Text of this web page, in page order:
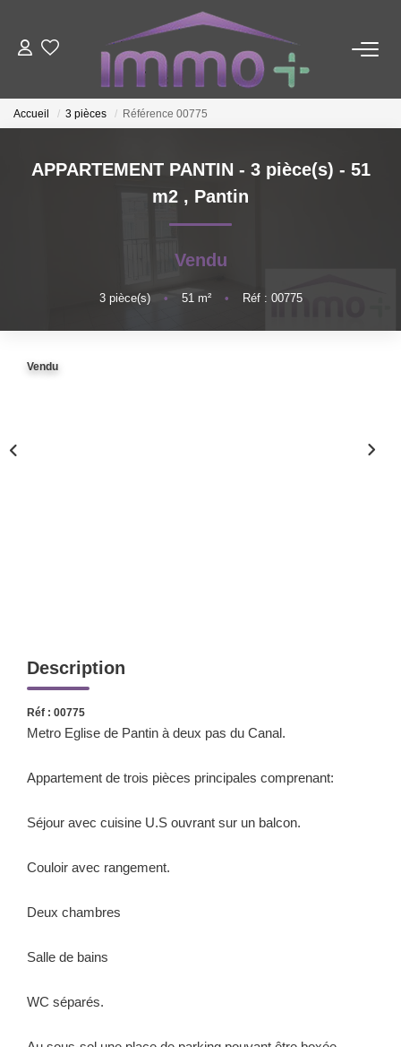
ACHETER
FAIRE GÉRER
ESTIMER
NOTRE AGENCE
Accueil 3 pièces Référence 00775
APPARTEMENT PANTIN - 3 pièce(s) - 51
m2 , Pantin
Vendu
3pièce(s) • 51 m² • Réf : 00775
Vendu
Description
Réf : 00775
Metro Eglise de Pantin à deux pas du Canal.
Appartement de trois pièces principales comprenant:
Séjour avec cuisine U.S ouvrant sur un balcon.
Couloir avec rangement.
Deux chambres
Salle de bains
WC séparés.